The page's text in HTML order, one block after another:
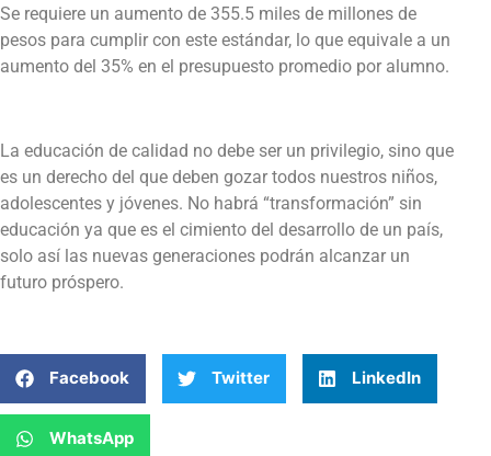
Se requiere un aumento de 355.5 miles de millones de
pesos para cumplir con este estándar, lo que equivale a un
aumento del 35% en el presupuesto promedio por alumno.
La educación de calidad no debe ser un privilegio, sino que
es un derecho del que deben gozar todos nuestros niños,
adolescentes y jóvenes. No habrá “transformación” sin
educación ya que es el cimiento del desarrollo de un país,
solo así las nuevas generaciones podrán alcanzar un
futuro próspero.
Facebook Twitter LinkedIn
WhatsApp